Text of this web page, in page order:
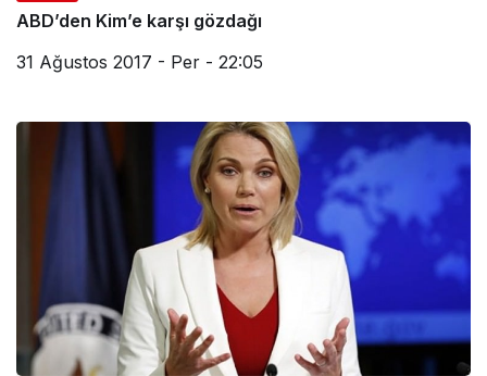
ABD’den Kim’e karşı gözdağı
31 Ağustos 2017 - Per - 22:05